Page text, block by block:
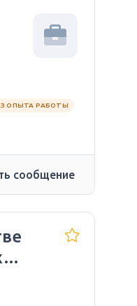
ОПЫТА РАБОТЫ
сообщение